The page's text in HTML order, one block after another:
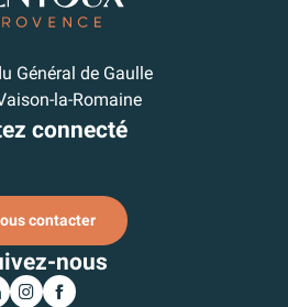
Général de Gaulle
la-Romaine
connecté
contacter
nous